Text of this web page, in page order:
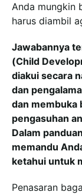
Anda mungkin
harus diambil
Jawabannya
(Child
diakui secara
dan
dan membuka
pengasuhan
Dalam
memandu
ketahui untuk
Penasaran